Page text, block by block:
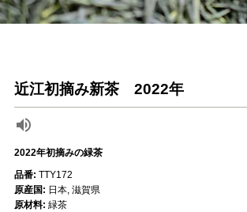
近江初摘み新茶 2022年
2022年初摘みの緑茶
品番: TTY172
原産国: 日本, 滋賀県
原材料: 緑茶